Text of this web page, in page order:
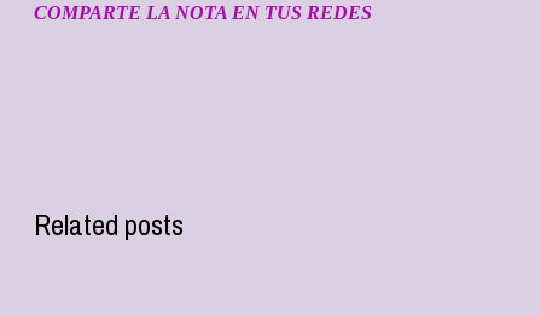
COMPARTE LA NOTA EN TUS REDES
Related posts